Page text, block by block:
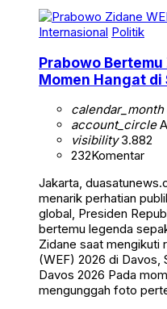
Internasional Politik
Prabowo
Momen Hangat di
calendar_month
account_circle
visibility3.882
232Komentar
Jakarta,
menarik perhatian
global, Presiden
bertemu legenda
Zidane saat mengikuti
(WEF) 2026 di Davos,
Davos 2026 Pada
mengunggah foto